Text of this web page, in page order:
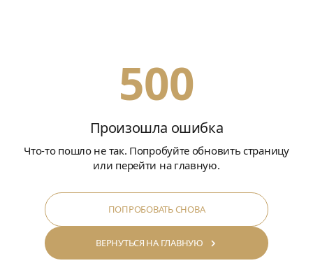
500
Произошла ошибка
Что-то пошло не так. Попробуйте обновить страницу
или перейти на главную.
ПОПРОБОВАТЬ СНОВА
ВЕРНУТЬСЯ НА ГЛАВНУЮ